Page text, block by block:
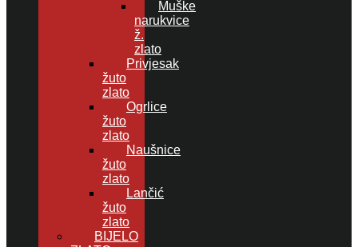
Muške
narukvice
ž.
zlato
Privjesak
žuto
zlato
Ogrlice
žuto
zlato
Naušnice
žuto
zlato
Lančić
žuto
zlato
BIJELO